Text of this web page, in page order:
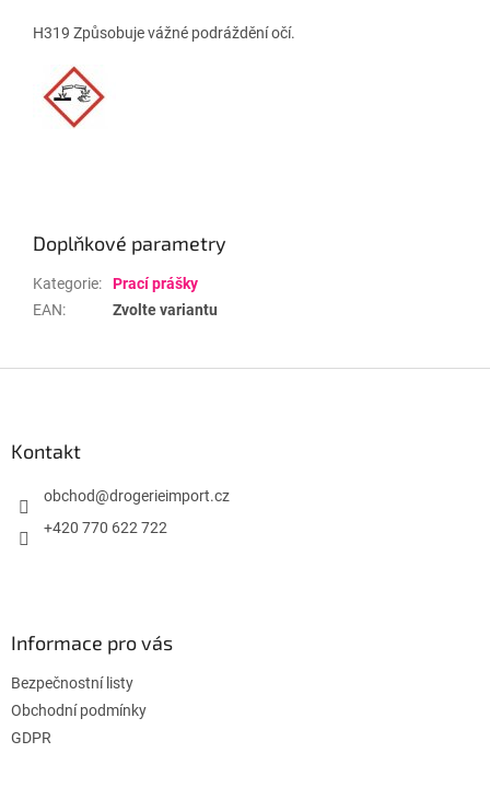
H319 Způsobuje vážné podráždění očí.
Doplňkové parametry
Kategorie:
Prací prášky
EAN: Zvolte variantu
Kontakt
obchod@drogerieimport.cz
+420 770 622 722
Informace pro vás
Bezpečnostní listy
Obchodní podmínky
GDPR